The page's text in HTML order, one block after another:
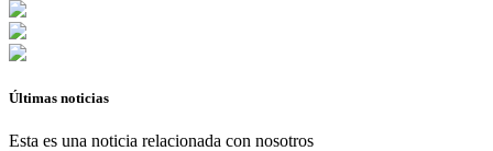
Últimas noticias
Esta es una noticia relacionada con nosotros